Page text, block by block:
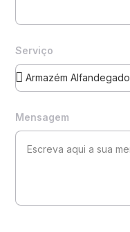
Serviço
Mensagem